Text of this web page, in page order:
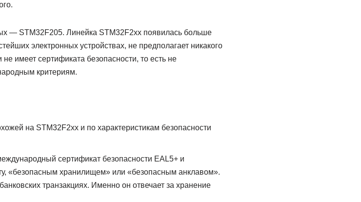
— STM32F205. Линейка STM32F2хх появилась больше
электронных устройствах, не предполагает никакого
имеет сертификата безопасности, то есть не
критериям.
на STM32F2хх и по характеристикам безопасности
сертификат безопасности EAL5+ и
«безопасным хранилищем» или «безопасным анклавом».
транзакциях. Именно он отвечает за хранение